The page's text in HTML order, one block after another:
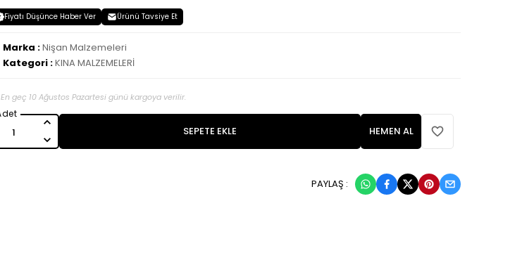
Fiyatı Düşünce Haber Ver Ürünü Tavsiye Et
Marka :Nişan Malzemeleri
Kategori :KINA MALZEMELERİ
En geç 10 Ağustos Pazartesi günü kargoya verilir.
SEPETE EKLE HEMEN AL
PAYLAŞ :